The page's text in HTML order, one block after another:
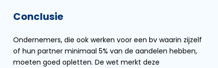
Conclusie
Ondernemers, die ook werken voor een bv waarin zijzelf
of hun partner minimaal 5% van de aandelen hebben,
moeten goed opletten. De wet merkt deze